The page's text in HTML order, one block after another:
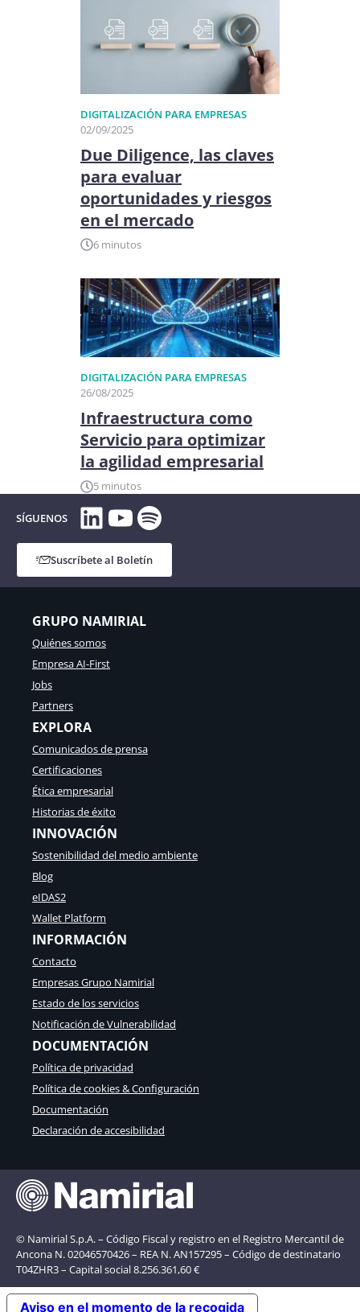
DIGITALIZACIÓN PARA EMPRESAS
02/09/2025
Due Diligence, las claves
para evaluar
oportunidades y riesgos
en el mercado
6 minutos
DIGITALIZACIÓN PARA EMPRESAS
26/08/2025
Infraestructura como
Servicio para optimizar
la agilidad empresarial
5 minutos
SÍGUENOS LinkedIn
YouTube
Spotify
Suscríbete al Boletín
GRUPO NAMIRIAL
Quiénes somos
Empresa AI-First
Jobs
Partners
EXPLORA
Comunicados de prensa
Certificaciones
Ética empresarial
Historias de éxito
INNOVACIÓN
Sostenibilidad del medio ambiente
Blog
eIDAS2
Wallet Platform
INFORMACIÓN
Contacto
Empresas Grupo Namirial
Estado de los servicios
Notificación de Vulnerabilidad
DOCUMENTACIÓN
Política de privacidad
Política de cookies & Configuración
Documentación
Declaración de accesibilidad
© Namirial S.p.A. – Código Fiscal y registro en el Registro Mercantil de
Ancona N. 02046570426 – REA N. AN157295 – Código de destinatario
T04ZHR3 – Capital social 8.256.361,60 €
Aviso en el momento de la recogida